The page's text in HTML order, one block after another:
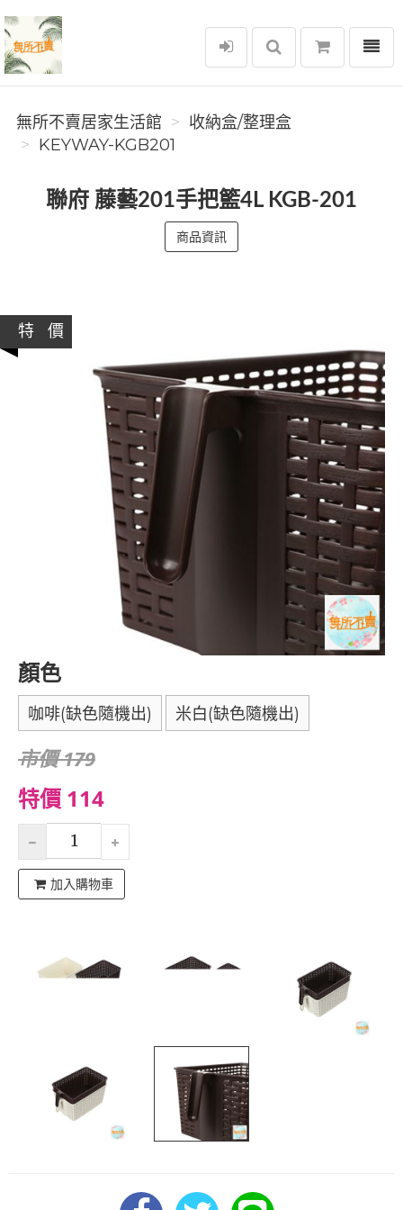
無所不賣居家生活館
選單
無所不賣居家生活館
收納盒/整理盒
KEYWAY-KGB201
聯府 藤藝201手把籃4L KGB-201
商品資訊
特 價
顏色
咖啡(缺色隨機出) 米白(缺色隨機出)
市價 179
特價 114
加入購物車